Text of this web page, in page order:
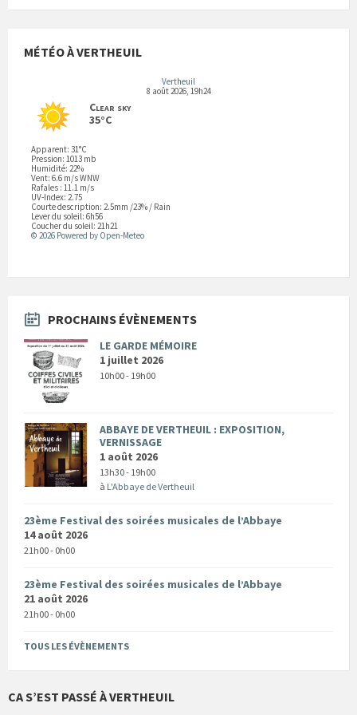
MÉTÉO À VERTHEUIL
Vertheuil
8 août 2026, 19h24
Clear sky
35°C
Apparent: 31°C
Pression: 1013 mb
Humidité: 22%
Vent: 6.6 m/s WNW
Rafales : 11.1 m/s
UV-Index: 2.75
Courte description: 2.5mm /23% / Rain
Lever du soleil: 6h56
Coucher du soleil: 21h21
© 2026 Powered by Open-Meteo
PROCHAINS ÉVÈNEMENTS
LE GARDE MÉMOIRE
1 juillet 2026
10h00 - 19h00
ABBAYE DE VERTHEUIL : EXPOSITION,
VERNISSAGE
1 août 2026
13h30 - 19h00
à L'Abbaye de Vertheuil
23ème Festival des soirées musicales de l’Abbaye
14 août 2026
21h00 - 0h00
23ème Festival des soirées musicales de l’Abbaye
21 août 2026
21h00 - 0h00
TOUS LES ÉVÈNEMENTS
CA S’EST PASSÉ À VERTHEUIL